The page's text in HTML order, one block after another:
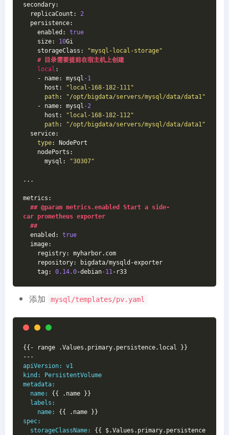
secondary:
replicaCount: 2
persistence:
enabled: true
size: 10Gi
storageClass:
"mysql-local-storage"
# 目录需要提前在宿主机上创建
local :
- name: mysql -1
host:
"local-168-182-111"
path:
"/opt/bigdata/servers/mysql/data/data1"
- name: mysql -2
host:
"local-168-182-112"
path:
"/opt/bigdata/servers/mysql/data/data1"
service:
type: NodePort
nodePorts:
mysql:
"30307"
...
metrics:
## @param metrics.enabled Start a side-
car prometheus exporter
##
enabled: true
image:
registry: myharbor.com
repository: bigdata/mysqld-exporter
tag: 0.14.0-debian-11-r33
添加 mysql/templates/pv.yaml
{{- range .Values.primary.persistence.local }}
---
apiVersion:
v1
kind:
PersistentVolume
metadata:
name:
{{ .name }}
labels:
name:
{{ .name }}
spec:
storageClassName:
{{ $.Values.primary.persistence